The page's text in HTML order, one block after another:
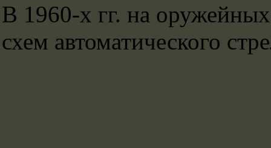
В 1960-х гг. на
схем автоматического